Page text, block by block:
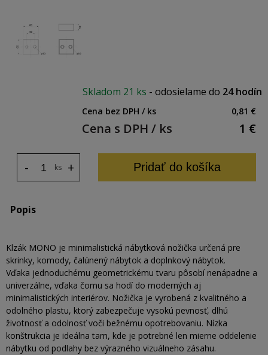
Skladom 21 ks - odosielame do 24 hodín
Cena bez DPH / ks 0,81 €
Cena s DPH / ks 1 €
ks +
- Pridať do košíka
Popis
Klzák MONO je minimalistická nábytková nožička určená pre
skrinky, komody, čalúnený nábytok a doplnkový nábytok.
Vďaka jednoduchému geometrickému tvaru pôsobí nenápadne a
univerzálne, vďaka čomu sa hodí do moderných aj
minimalistických interiérov. Nožička je vyrobená z kvalitného a
odolného plastu, ktorý zabezpečuje vysokú pevnosť, dlhú
životnosť a odolnosť voči bežnému opotrebovaniu. Nízka
konštrukcia je ideálna tam, kde je potrebné len mierne oddelenie
nábytku od podlahy bez výrazného vizuálneho zásahu.